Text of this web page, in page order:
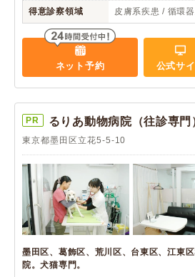
得意診察領域 皮膚系疾患 / 循環
ネット予約 公式サ
PR るりあ動物病院（往診専門
東京都墨田区立花5-5-10
墨田区、葛飾区、荒川区、台東区、江東
院。犬猫専門。